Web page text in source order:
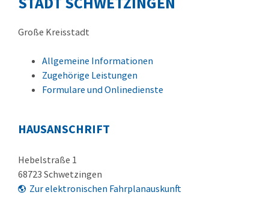
Große Kreisstadt
Allgemeine Informationen
Zugehörige Leistungen
Formulare und Onlinedienste
HAUSANSCHRIFT
Hebelstraße 1
68723 Schwetzingen
Zur elektronischen Fahrplanauskunft